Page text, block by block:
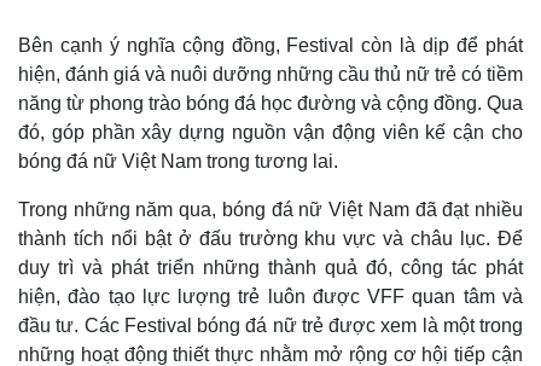
Bên cạnh ý nghĩa cộng đồng, Festival còn là dịp để phát
hiện, đánh giá và nuôi dưỡng những cầu thủ nữ trẻ có tiềm
năng từ phong trào bóng đá học đường và cộng đồng. Qua
đó, góp phần xây dựng nguồn vận động viên kế cận cho
bóng đá nữ Việt Nam trong tương lai.
Trong những năm qua, bóng đá nữ Việt Nam đã đạt nhiều
thành tích nổi bật ở đấu trường khu vực và châu lục. Để
duy trì và phát triển những thành quả đó, công tác phát
hiện, đào tạo lực lượng trẻ luôn được VFF quan tâm và
đầu tư. Các Festival bóng đá nữ trẻ được xem là một trong
những hoạt động thiết thực nhằm mở rộng cơ hội tiếp cận